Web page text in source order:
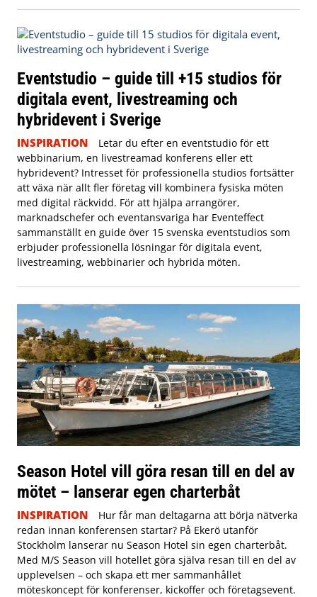
Eventstudio – guide till +15 studios för
digitala event, livestreaming och
hybridevent i Sverige
INSPIRATION
Letar du efter en eventstudio för ett
webbinarium, en livestreamad konferens eller ett
hybridevent? Intresset för professionella studios fortsätter
att växa när allt fler företag vill kombinera fysiska möten
med digital räckvidd. För att hjälpa arrangörer,
marknadschefer och eventansvariga har Eventeffect
sammanställt en guide över 15 svenska eventstudios som
erbjuder professionella lösningar för digitala event,
livestreaming, webbinarier och hybrida möten.
Season Hotel vill göra resan till en del av
mötet – lanserar egen charterbåt
INSPIRATION
Hur får man deltagarna att börja nätverka
redan innan konferensen startar? På Ekerö utanför
Stockholm lanserar nu Season Hotel sin egen charterbåt.
Med M/S Season vill hotellet göra själva resan till en del av
upplevelsen – och skapa ett mer sammanhållet
möteskoncept för konferenser, kickoffer och företagsevent.